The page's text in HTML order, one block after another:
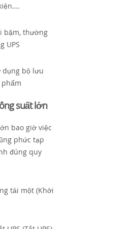
bặm, thường
UPS
dụng bộ lưu
suất lớn
bao giờ việc
phức tạp
đúng quy
tải một (Khởi